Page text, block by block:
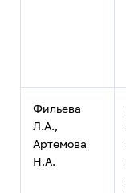
Фильева
Л.А.,
Артемова
Н.А.